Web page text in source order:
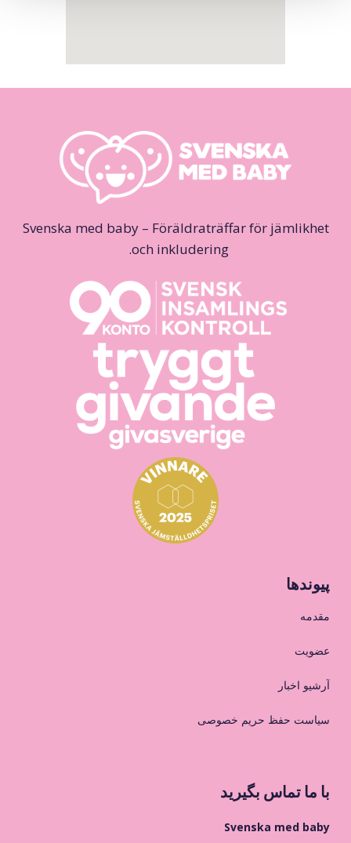
Svenska med baby – Föräldraträffar för jämlikhet
och inkludering.
پیوندها
مقدمه
عضویت
آرشیو اخبار
سیاست حفظ حریم خصوصی
با ما تماس بگیرید
Svenska med baby